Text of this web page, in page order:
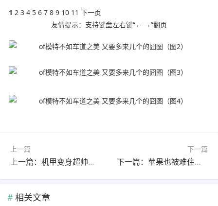
1 2 3 4 5 6 7 8 9 10 11 下一页
友情提示：支持键盘左右键“← →”翻页
上一篇
上一篇：机甲变身超帅！国产《鸣潮》3.1共鸣者爱弥斯重磅新实机
下一篇
下一篇：苹果也被难住了？曝苹果拆解OPPO折叠屏“求学”
相关文章